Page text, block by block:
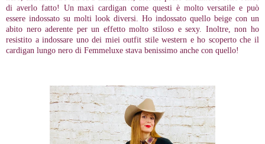
di averlo fatto! Un maxi cardigan come questi è molto versatile e può
essere indossato su molti look diversi. Ho indossato quello beige con un
abito nero aderente per un effetto molto stiloso e sexy. Inoltre, non ho
resistito a indossare uno dei miei outfit stile western e ho scoperto che il
cardigan lungo nero di Femmeluxe stava benissimo anche con quello!